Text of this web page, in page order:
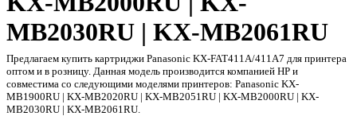
MB2030RU | KX-MB2061RU
Предлагаем купить картриджи Panasonic KX-FAT411A/411A7 для принтера
оптом и в розницу. Данная модель производится компанией HP и
совместима со следующими моделями принтеров: Panasonic KX-
MB1900RU | KX-MB2020RU | KX-MB2051RU | KX-MB2000RU | KX-
MB2030RU | KX-MB2061RU.